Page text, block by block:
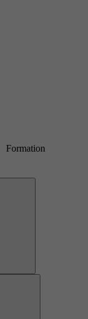
Formation